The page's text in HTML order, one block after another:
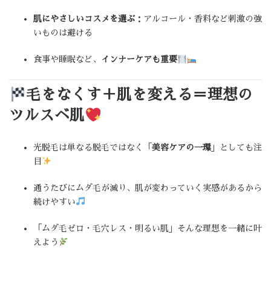
肌にやさしいコスメを選ぶ ：アルコール・香料など刺激の強
いものは避ける
食事や睡眠など、 インナーケアも重要
毛をなくす＋肌を変える＝理想の
ツルスベ肌
光脱毛は単なる脱毛ではなく「 美容ケアの一環 」としても注
目
通うたびにムダ毛が減り、肌が変わっていく実感があるから
続けやすい
「ムダ毛ゼロ・毛穴レス・明るい肌」そんな理想を一緒に叶
えよう